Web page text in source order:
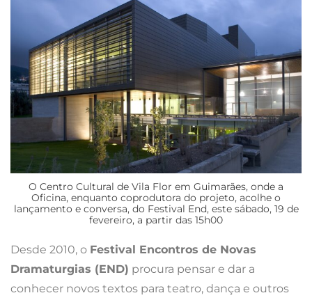
O Centro Cultural de Vila Flor em Guimarães, onde a
Oficina, enquanto coprodutora do projeto, acolhe o
lançamento e conversa, do Festival End, este sábado, 19 de
fevereiro, a partir das 15h00
Desde 2010, o Festival Encontros de Novas
Dramaturgias (END) procura pensar e dar a
conhecer novos textos para teatro, dança e outros